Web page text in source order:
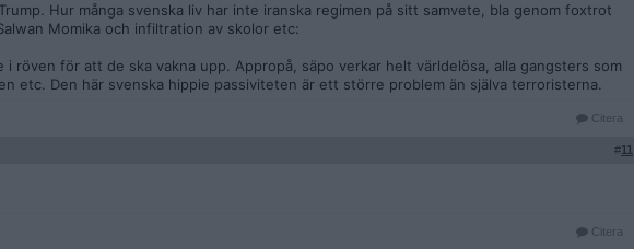
Hur många svenska liv har inte iranska regimen på sitt samvete, bla genom foxtrot
Momika och infiltration av skolor etc:
i röven för att de ska vakna upp. Appropå, säpo verkar helt världelösa, alla gangsters som
etc. Den här svenska hippie passiviteten är ett större problem än själva terroristerna.
Citera
#11
Citera